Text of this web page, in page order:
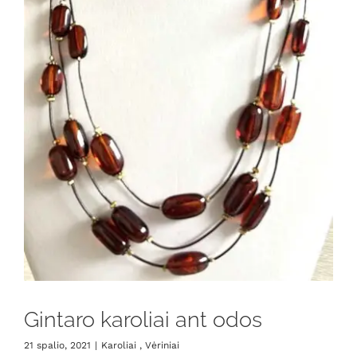
Gintaro karoliai ant odos
21 spalio, 2021 | Karoliai , Vėriniai